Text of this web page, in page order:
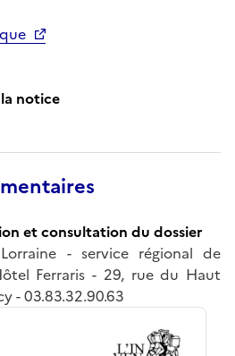
notice
et consultation du dossier
- service régional de
Ferraris - 29, rue du Haut
- 03.83.32.90.63